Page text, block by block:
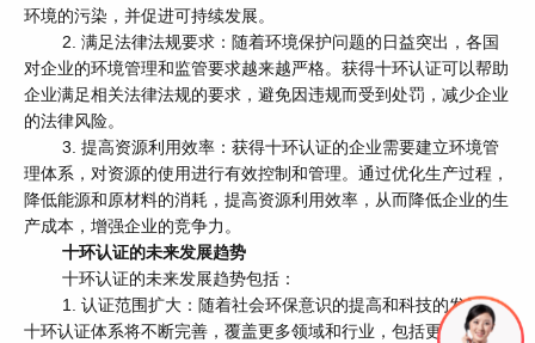
环境的污染，并促进可持续发展。
2. 满足法律法规要求：随着环境保护问题的日益突出，各国
对企业的环境管理和监管要求越来越严格。获得十环认证可以帮助
企业满足相关法律法规的要求，避免因违规而受到处罚，减少企业
的法律风险。
3. 提高资源利用效率：获得十环认证的企业需要建立环境管
理体系，对资源的使用进行有效控制和管理。通过优化生产过程，
降低能源和原材料的消耗，提高资源利用效率，从而降低企业的生
产成本，增强企业的竞争力。
十环认证的未来发展趋势
十环认证的未来发展趋势包括：
1. 认证范围扩大：随着社会环保意识的提高和科技的发展，
十环认证体系将不断完善，覆盖更多领域和行业，包括更多新兴产